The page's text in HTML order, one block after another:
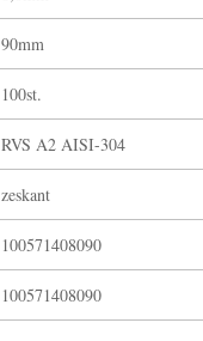
90mm
100st.
RVS A2 AISI-304
zeskant
100571408090
100571408090